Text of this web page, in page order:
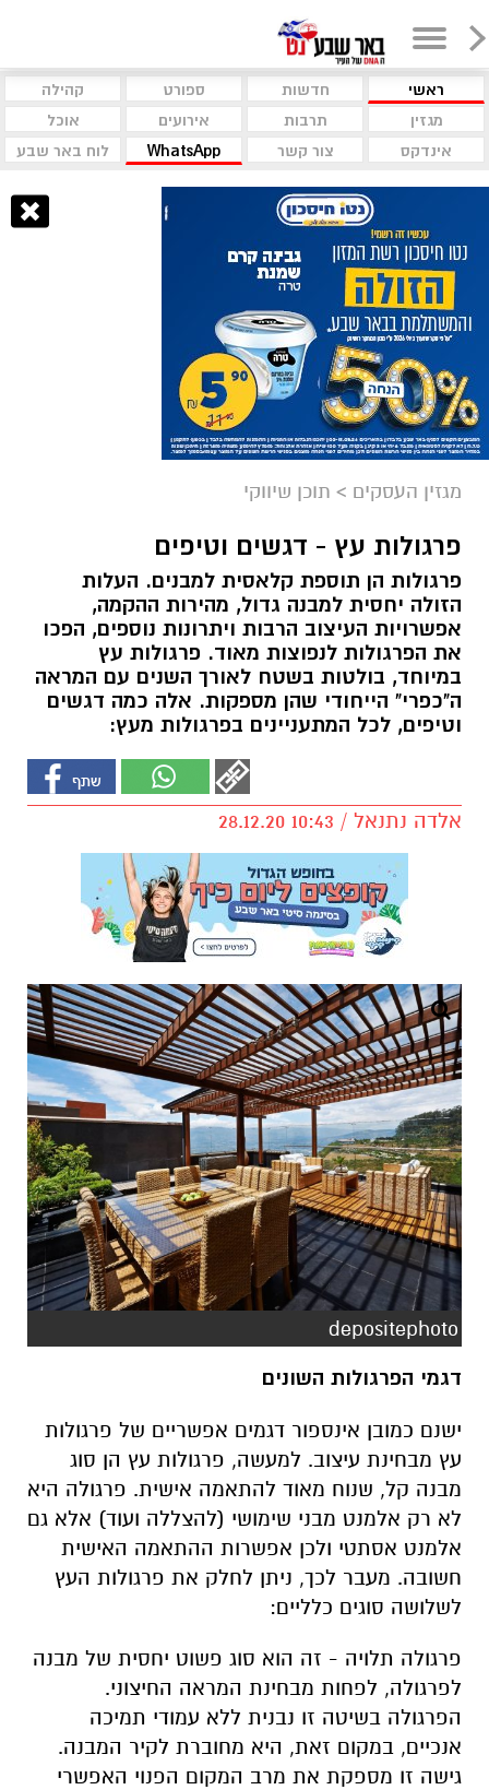
ראשי חדשות ספורט
קהילה
מגזין
תרבות אירועים
אוכל
אינדקס
צור קשר WhatsApp לוח באר שבע
מגזין העסקים > תוכן שיווקי
פרגולות עץ - דגשים וטיפים
פרגולות הן תוספת קלאסית למבנים. העלות
הזולה יחסית למבנה גדול, מהירות ההקמה,
אפשרויות העיצוב הרבות ויתרונות נוספים, הפכו
את הפרגולות לנפוצות מאוד. פרגולות עץ
במיוחד, בולטות בשטח לאורך השנים עם המראה
ה"כפרי" הייחודי שהן מספקות. אלה כמה דגשים
וטיפים, לכל המתעניינים בפרגולות מעץ:
אלדה נתנאל / 10:43 28.12.20
depositephoto
דגמי הפרגולות השונים
ישנם כמובן אינספור דגמים אפשריים של פרגולות
עץ מבחינת עיצוב. למעשה, פרגולות עץ הן סוג
מבנה קל, שנוח מאוד להתאמה אישית. פרגולה היא
לא רק אלמנט מבני שימושי (להצללה ועוד) אלא גם
אלמנט אסתטי ולכן אפשרות ההתאמה האישית
חשובה. מעבר לכך, ניתן לחלק את פרגולות העץ
לשלושה סוגים כלליים:
פרגולה תלויה - זה הוא סוג פשוט יחסית של מבנה
לפרגולה, לפחות מבחינת המראה החיצוני.
הפרגולה בשיטה זו נבנית ללא עמודי תמיכה
אנכיים, במקום זאת, היא מחוברת לקיר המבנה.
גישה זו מספקת את מרב המקום הפנוי האפשרי